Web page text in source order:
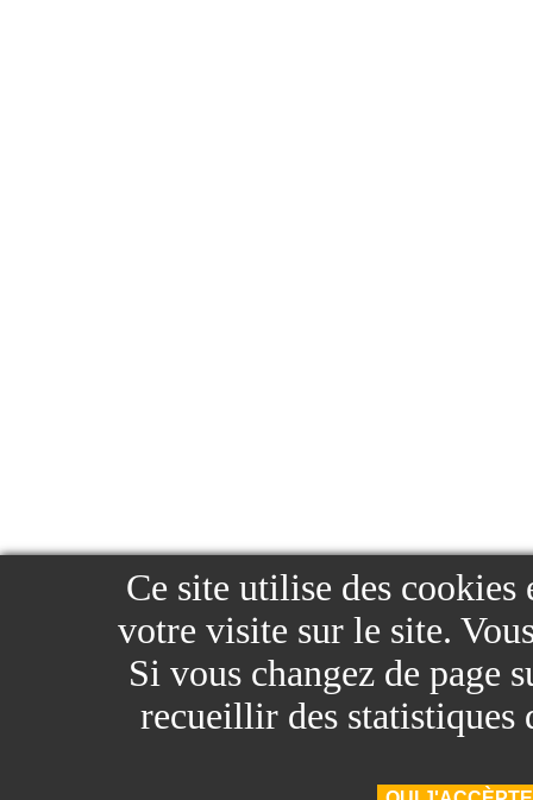
Ce site utilise des
votre visite sur le site.
Si vous changez de page
recueillir des statistiques